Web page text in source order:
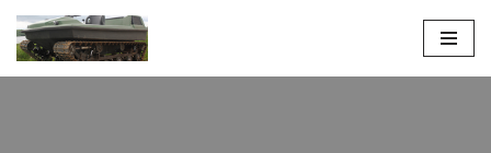
Перейти